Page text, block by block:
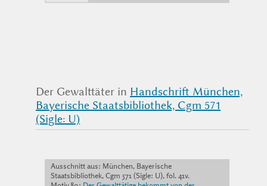
Der Gewalttäter in Handschrift München,
Bayerische Staatsbibliothek, Cgm 571
(Sigle: U)
Ausschnitt aus: München, Bayerische
Staatsbibliothek, Cgm 571 (Sigle: U), fol. 41v.